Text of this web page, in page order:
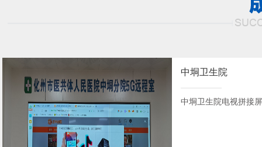
中垌卫生院
中垌卫生院电视拼接屏